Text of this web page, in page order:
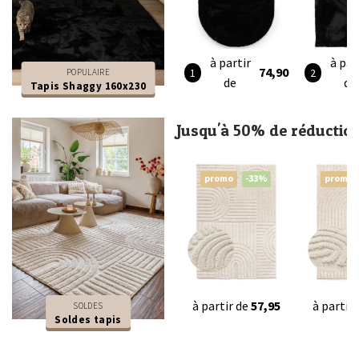
POPULAIRE
Tapis Shaggy 160x230
à partir
de
74,90
à
de
SOLDES
Soldes tapis
Jusqu'à 50% de
promo -33%
à partir de 57,95
promo
à partir